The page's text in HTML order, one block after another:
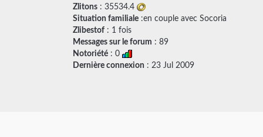
Zlitons : 35534.4
Situation familiale :en couple avec Socoria
Zlibestof : 1 fois
Messages sur le forum : 89
Notoriété : 0
Dernière connexion : 23 Jul 2009